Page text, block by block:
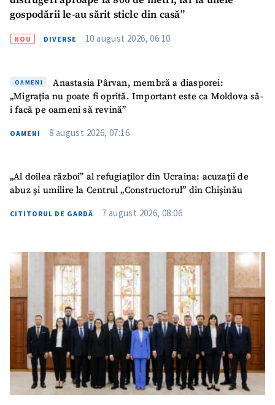
gospodării le-au sărit sticle din casă”
NOU DIVERSE 10 august 2026, 06:10
OAMENI
Anastasia Pârvan, membră a diasporei:
„Migrația nu poate fi oprită. Important este ca Moldova să-
i facă pe oameni să revină”
OAMENI 8 august 2026, 07:16
„Al doilea război” al refugiaților din Ucraina: acuzații de
abuz și umilire la Centrul „Constructorul” din Chișinău
CITITORUL DE GARDĂ 7 august 2026, 08:06